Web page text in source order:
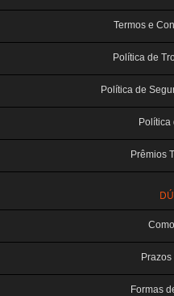
Termos e
Política de
Política de
Política
Prêmios
Formas